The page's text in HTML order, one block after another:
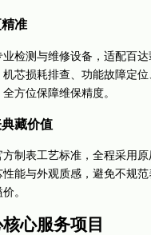
准
检测与维修设备，适配百
芯损耗排查、功能故障定
方位保障维保精度。
藏价值
制表工艺标准，全程采用
能与外观质感，避免不规
。
心服务项目